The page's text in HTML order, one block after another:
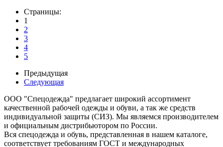
Страницы:
1
2
3
4
5
Предыдущая
Следующая
ООО "Спецодежда" предлагает широкий ассортимент
качественной рабочей одежды и обуви, а так же средств
индивидуальной защиты (СИЗ). Мы являемся производителем
и официальным дистрибьютором по России.
Вся спецодежда и обувь, представленная в нашем каталоге,
соответствует требованиям ГОСТ и международных